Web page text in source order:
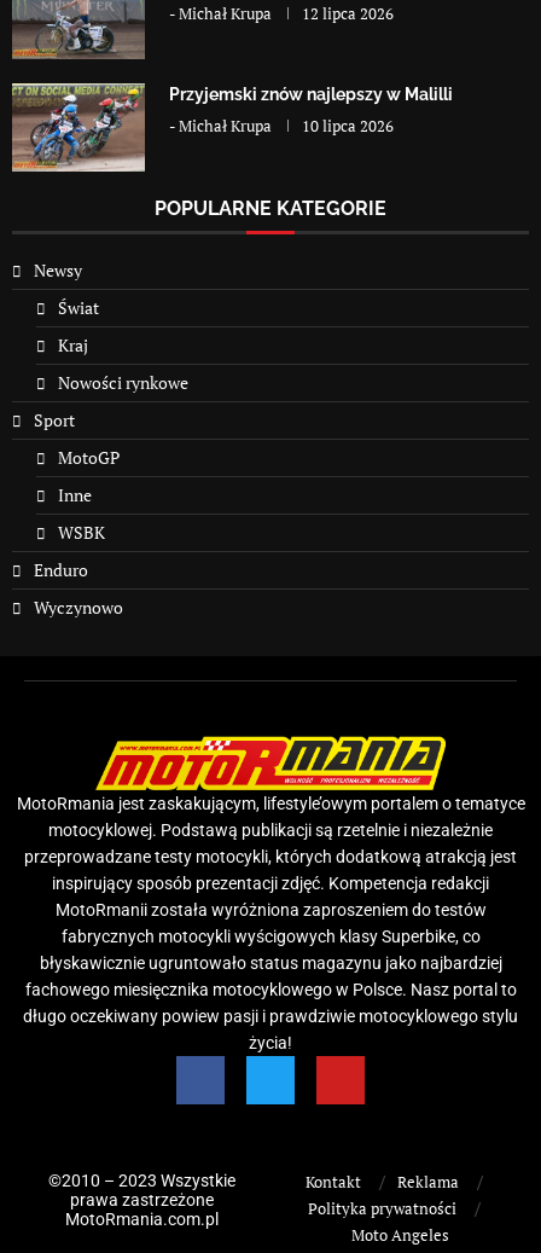
-Michał Krupa 12 lipca 2026
Przyjemski znów najlepszy w Malilli
-Michał Krupa 10 lipca 2026
POPULARNE KATEGORIE
Newsy
Świat
Kraj
Nowości rynkowe
Sport
MotoGP
Inne
WSBK
Enduro
Wyczynowo
MotoRmania jest zaskakującym, lifestyle’owym portalem o tematyce
motocyklowej. Podstawą publikacji są rzetelnie i niezależnie
przeprowadzane testy motocykli, których dodatkową atrakcją jest
inspirujący sposób prezentacji zdjęć. Kompetencja redakcji
MotoRmanii została wyróżniona zaproszeniem do testów
fabrycznych motocykli wyścigowych klasy Superbike, co
błyskawicznie ugruntowało status magazynu jako najbardziej
fachowego miesięcznika motocyklowego w Polsce. Nasz portal to
długo oczekiwany powiew pasji i prawdziwie motocyklowego stylu
życia!
©2010 – 2023 Wszystkie
prawa zastrzeżone
MotoRmania.com.pl
Kontakt
Reklama
Polityka prywatności
Moto Angeles